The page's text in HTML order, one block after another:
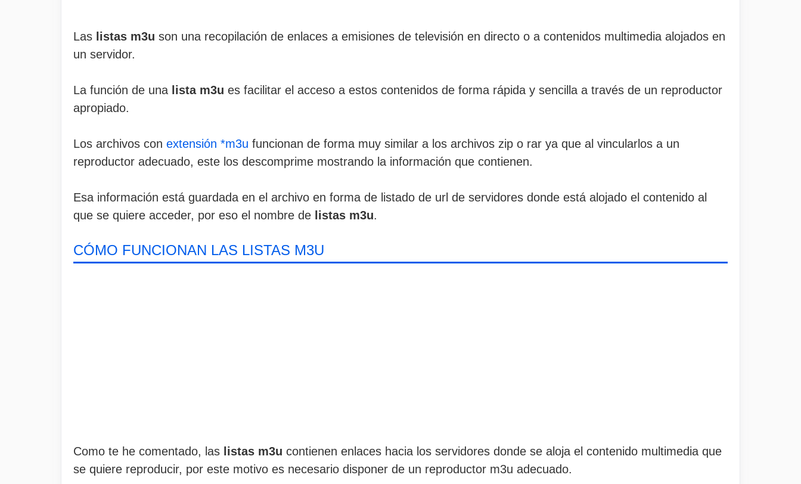
Las listas m3u son una recopilación de enlaces a emisiones de televisión en directo o a contenidos multimedia alojados en
un servidor.
La función de una lista m3u es facilitar el acceso a estos contenidos de forma rápida y sencilla a través de un reproductor
apropiado.
Los archivos con extensión *m3u funcionan de forma muy similar a los archivos zip o rar ya que al vincularlos a un
reproductor adecuado, este los descomprime mostrando la información que contienen.
Esa información está guardada en el archivo en forma de listado de url de servidores donde está alojado el contenido al
que se quiere acceder, por eso el nombre de listas m3u.
CÓMO FUNCIONAN LAS LISTAS M3U
Como te he comentado, las listas m3u contienen enlaces hacia los servidores donde se aloja el contenido multimedia que
se quiere reproducir, por este motivo es necesario disponer de un reproductor m3u adecuado.